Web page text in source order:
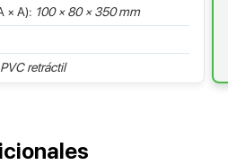
× A): 100 × 80 × 350 mm
PVC retráctil